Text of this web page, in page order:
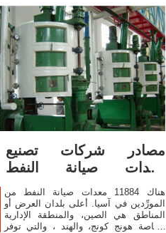
مصادر شركات تصنيع
معدات صيانة النفط
ومعدات صيانة النفط في
هناك 11884 معدات صيانة النفط من
المورِّدين في آسيا. أعلى بلدان العرض أو
المناطق هي الصين، والمنطقة الإدارية
الخاصة هونج كونج، والهند ، والتي توفر